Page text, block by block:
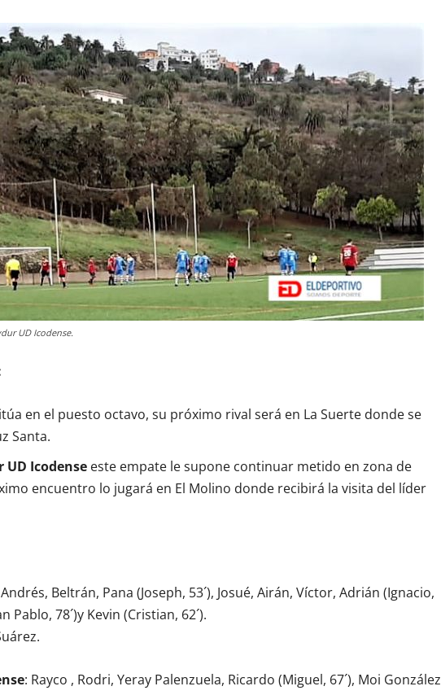
UD Icodense.
en el puesto octavo, su próximo rival será en La Suerte donde se
Santa.
UD Icodense este empate le supone continuar metido en zona de
encuentro lo jugará en El Molino donde recibirá la visita del líder
Beltrán, Pana (Joseph, 53´), Josué, Airán, Víctor, Adrián (Ignacio,
Pablo, 78´)y Kevin (Cristian, 62´).
: Rayco , Rodri, Yeray Palenzuela, Ricardo (Miguel, 67´), Moi González